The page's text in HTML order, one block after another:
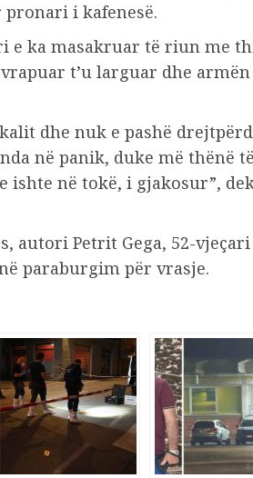
i kafenesë.
e ka masakruar të riun me
t’u larguar dhe
dhe nuk e pashë
në panik, duke më thënë
ishte në tokë, i gjakosur”,
autori Petrit Gega, 52-
paraburgim për vrasje.